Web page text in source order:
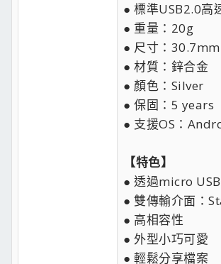
● 標準USB2.0高
● 重量：20g
● 尺寸：
● 材質：鋅合金
● 顏色：Silver
● 保固：5 years
● 支援OS：
【特色】
● 透過micro
● 雙傳輸介面：
● 高相容性
● 外型小巧可愛
● 輕鬆分享檔案